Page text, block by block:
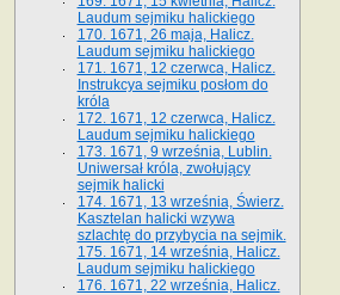
Laudum sejmiku halickiego
170. 1671, 26 maja, Halicz.
Laudum sejmiku halickiego
171. 1671, 12 czerwca, Halicz.
Instrukcya sejmiku posłom do
króla
172. 1671, 12 czerwca, Halicz.
Laudum sejmiku halickiego
173. 1671, 9 września, Lublin.
Uniwersał króla, zwołujący
sejmik halicki
174. 1671, 13 września, Świerz.
Kasztelan halicki wzywa
szlachtę do przybycia na sejmik.
175. 1671, 14 września, Halicz.
Laudum sejmiku halickiego
176. 1671, 22 września, Halicz.